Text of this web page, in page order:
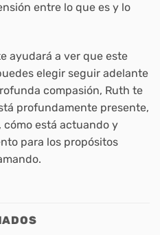
entre lo que es y lo
ayudará a ver que este
elegir seguir adelante
compasión, Ruth te
profundamente presente,
cómo está actuando y
para los propósitos